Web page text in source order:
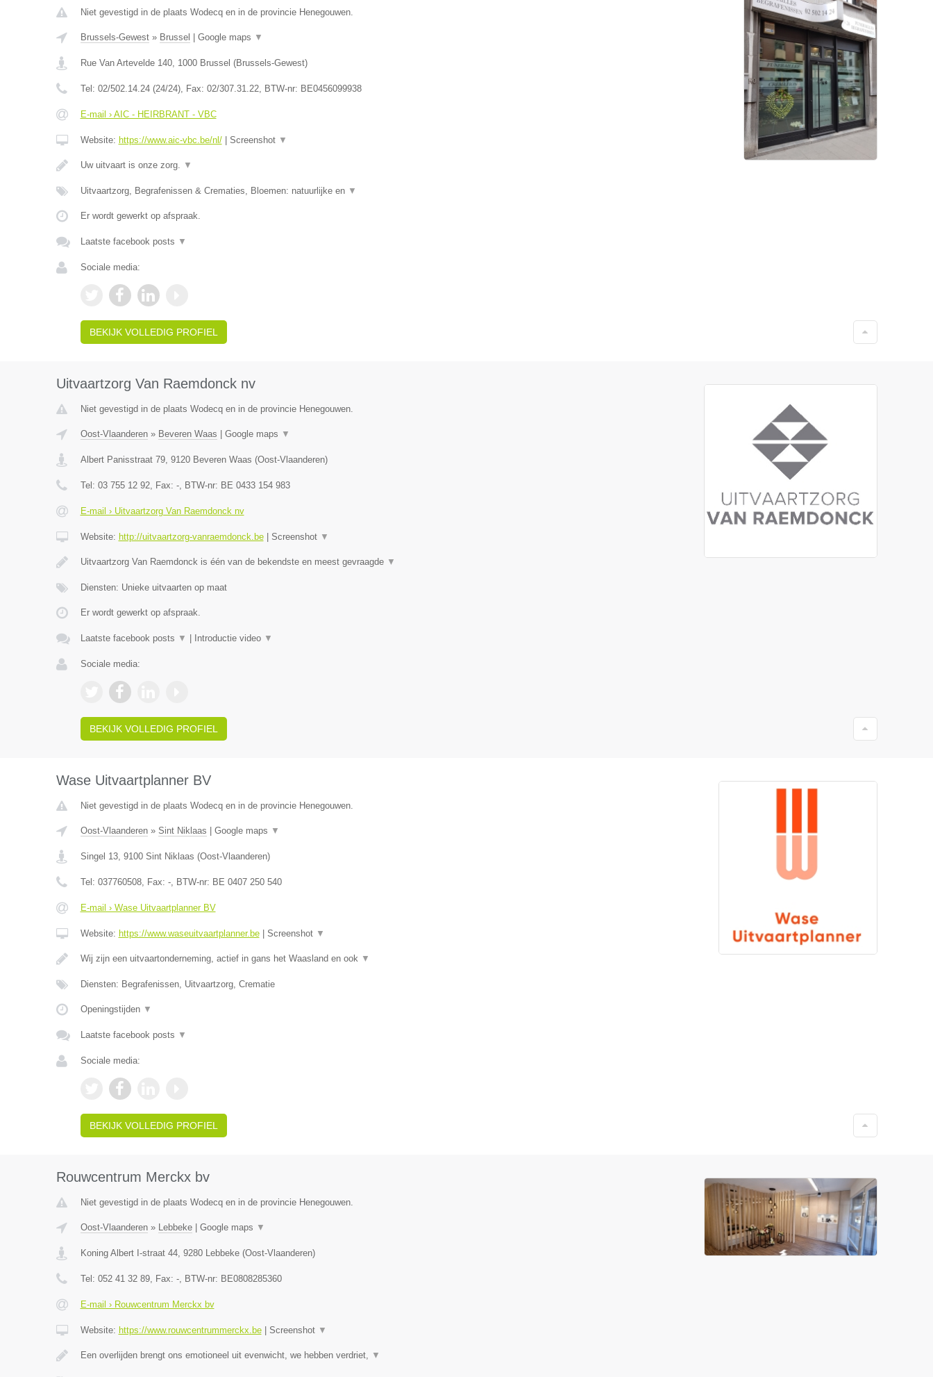
Niet gevestigd in de plaats Wodecq en in de provincie Henegouwen.
Brussels-Gewest» Brussel Google maps ▼
Rue Van Artevelde 140, 1000 Brussel (Brussels-Gewest)
Tel: 02/502.14.24 (24/24), Fax: 02/307.31.22, BTW-nr: BE0456099938
E-mail › AIC - HEIRBRANT - VBC
Website: https://www.aic-vbc.be/nl/| Screenshot ▼
Uw uitvaart is onze zorg. ▼
Uitvaartzorg, Begrafenissen & Crematies, Bloemen: natuurlijke en ▼
Er wordt gewerkt op afspraak.
Laatste facebook posts ▼
Sociale media:
BEKIJK VOLLEDIG PROFIEL
Uitvaartzorg Van Raemdonck nv
Niet gevestigd in de plaats Wodecq en in de provincie Henegouwen.
Oost-Vlaanderen» Beveren Waas Google maps ▼
Albert Panisstraat 79, 9120 Beveren Waas (Oost-Vlaanderen)
Tel: 03 755 12 92, Fax: -, BTW-nr: BE 0433 154 983
E-mail › Uitvaartzorg Van Raemdonck nv
Website: http://uitvaartzorg-vanraemdonck.be| Screenshot ▼
Uitvaartzorg Van Raemdonck is één van de bekendste en meest gevraagde ▼
Diensten: Unieke uitvaarten op maat
Er wordt gewerkt op afspraak.
Laatste facebook posts ▼ Introductie video ▼
Sociale media:
BEKIJK VOLLEDIG PROFIEL
Wase Uitvaartplanner BV
Niet gevestigd in de plaats Wodecq en in de provincie Henegouwen.
Oost-Vlaanderen» Sint Niklaas Google maps ▼
Singel 13, 9100 Sint Niklaas (Oost-Vlaanderen)
Tel: 037760508, Fax: -, BTW-nr: BE 0407 250 540
E-mail › Wase Uitvaartplanner BV
Website: https://www.waseuitvaartplanner.be| Screenshot ▼
Wij zijn een uitvaartonderneming, actief in gans het Waasland en ook ▼
Diensten: Begrafenissen, Uitvaartzorg, Crematie
Openingstijden ▼
Laatste facebook posts ▼
Sociale media:
BEKIJK VOLLEDIG PROFIEL
Rouwcentrum Merckx bv
Niet gevestigd in de plaats Wodecq en in de provincie Henegouwen.
Oost-Vlaanderen» Lebbeke| Google maps ▼
Koning Albert I-straat 44, 9280 Lebbeke(Oost-Vlaanderen)
Tel: 052 41 32 89, Fax: -, BTW-nr: BE0808285360
E-mail › Rouwcentrum Merckx bv
Website: https://www.rouwcentrummerckx.be| Screenshot ▼
Een overlijden brengt ons emotioneel uit evenwicht, we hebben verdriet, ▼